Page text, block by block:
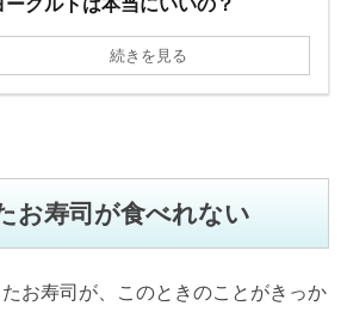
続きを見る
お寿司が食べれない
お寿司が、このときのことがきっか